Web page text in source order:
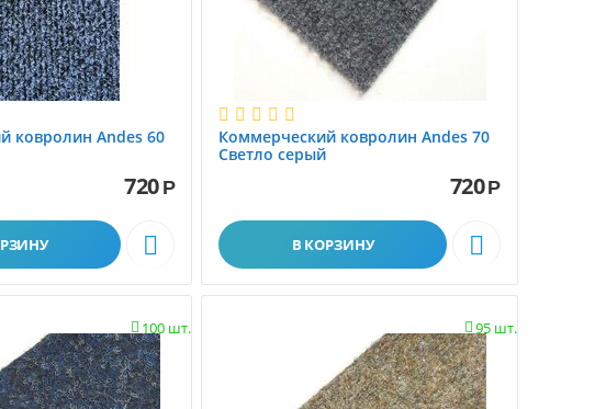
ковролин Andes 60
720 Р

Коммерческий ковролин Andes 70
Светло серый
720Р
В КОРЗИНУ 
100 шт.
 95 шт.
